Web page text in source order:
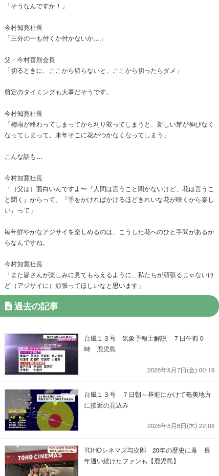
「そうなんですか！」
今村知寛社長
「三分の一も付くか付かないか…」
父・今村喜則会長
「切るときに、ここから切らないと、ここから切ったらダメ」
剪定のタイミングも大事だそうです。
今村知寛社長
「梅雨が終わってしまってから刈り取ってしまうと、新しい芽が伸びなく
なってしまって。来年そこに花がつかなくなってしまう」
こんな話も…
今村知寛社長
「（父は）面白いんですよ〜『人間は言うこと聞かないけど、花は言うこ
と聞く』からって。『手をかければかけるほどきれいな花が咲くから楽し
い』って」
毎年鮮やかなアジサイを楽しめるのは、こうした花へのひと手間があるか
らなんですね。
今村知寛社長
「また皆さんが楽しみに見てもらえるように、私たちが頑張るじゃないけ
ど（アジサイに）頑張ってほしいなと思います」
過去の記事
台風１３号 気象予報士解説 ７日午前０
時 鹿児島
2026年8月7日(金) 00:18
台風１３号 ７日朝～昼前にかけて奄美地方
に接近の見込み
2026年8月6日(木) 22:08
TOHOシネマズ与次郎 20年の歴史に幕 長
年通い続けたファンも【鹿児島】